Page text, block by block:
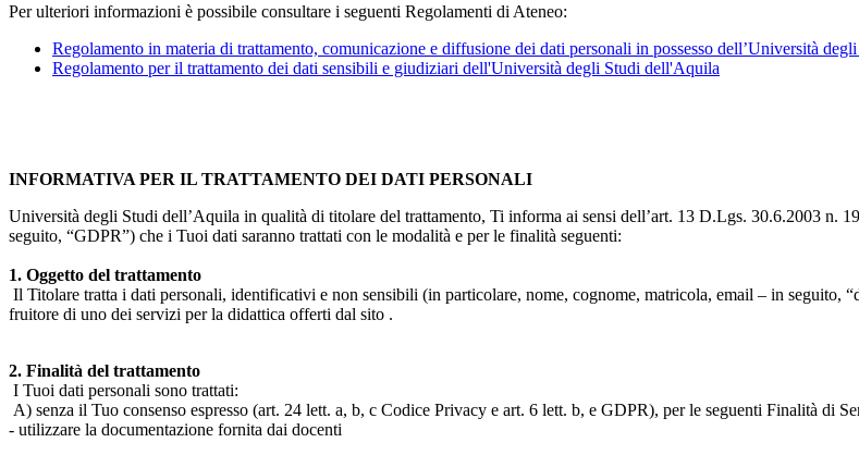
Per ulteriori informazioni è possibile consultare i seguenti Regolamenti di Ateneo:
Regolamento in materia di trattamento, comunicazione e diffusione dei dati personali in possesso dell’Università
Regolamento per il trattamento dei dati sensibili e giudiziari dell'Università degli Studi dell'Aquila
INFORMATIVA PER IL TRATTAMENTO DEI DATI PERSONALI
Università degli Studi dell’Aquila in qualità di titolare del trattamento, Ti informa ai sensi dell’art. 13 D.Lgs. 30.6.2003 n.
seguito, “GDPR”) che i Tuoi dati saranno trattati con le modalità e per le finalità seguenti:
1. Oggetto del trattamento
Il Titolare tratta i dati personali, identificativi e non sensibili (in particolare, nome, cognome, matricola, email – in seguito,
fruitore di uno dei servizi per la didattica offerti dal sito .
2. Finalità del trattamento
I Tuoi dati personali sono trattati:
A) senza il Tuo consenso espresso (art. 24 lett. a, b, c Codice Privacy e art. 6 lett. b, e GDPR), per le seguenti Finalità di
- utilizzare la documentazione fornita dai docenti